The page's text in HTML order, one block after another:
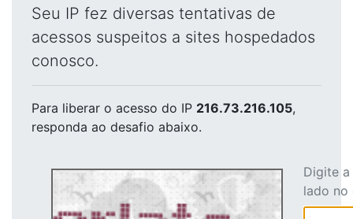
Seu IP fez diversas tentativas de
acessos suspeitos a sites hospedados
conosco.
Para liberar o acesso do IP 216.73.216.105,
responda ao desafio abaixo.
Digite
lado no